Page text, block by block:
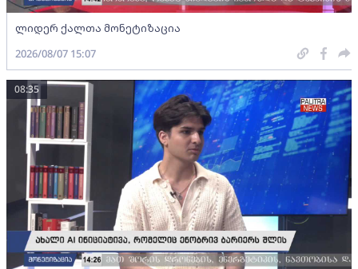
ლიდერ ქალთა მონეტიზაცია
2026/08/07 15:07
08:35